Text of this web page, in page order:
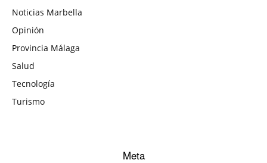
Noticias Marbella
Opinión
Provincia Málaga
Salud
Tecnología
Turismo
Meta